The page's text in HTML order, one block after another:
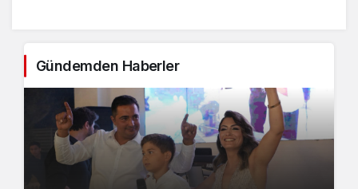
Gündemden Haberler